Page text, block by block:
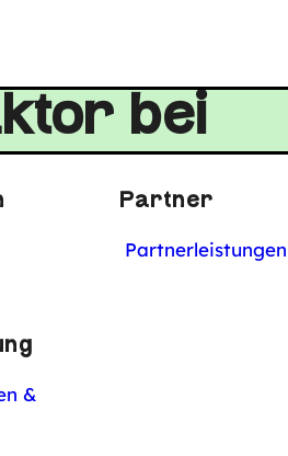
&
Partner
Partnerleistungen
ein
bei